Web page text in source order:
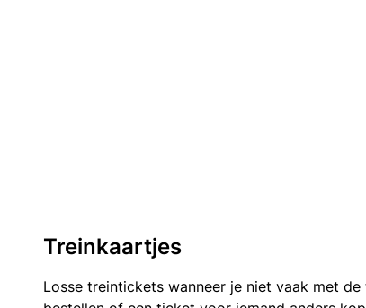
Treinkaartjes
Losse treintickets wanneer je niet vaak met